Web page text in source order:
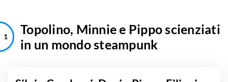
Topolino, Minnie e Pippo scienziati
in un mondo steampunk